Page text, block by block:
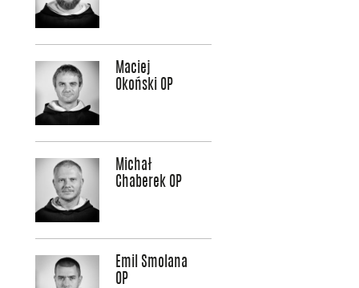
Maciej
Okoński OP
Michał
Chaberek OP
Emil Smolana
OP